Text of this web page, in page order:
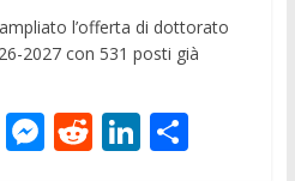
l’offerta di dottorato
2027 con 531 posti già
M R Li C